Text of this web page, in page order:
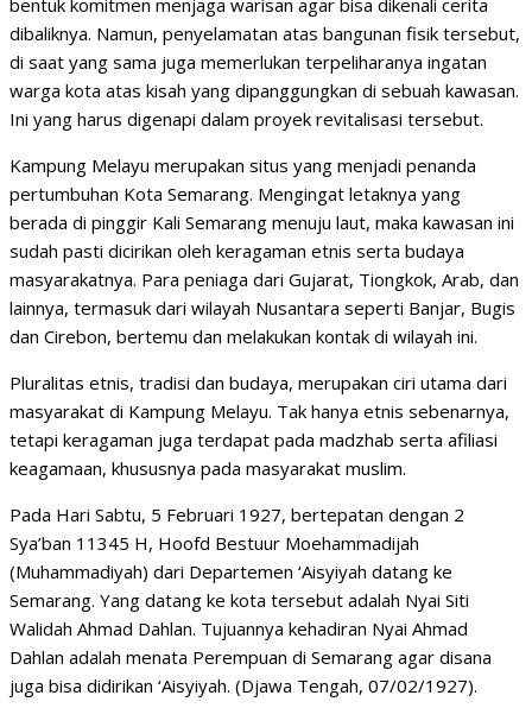
bentuk komitmen menjaga warisan agar bisa dikenali cerita
dibaliknya. Namun, penyelamatan atas bangunan fisik tersebut,
di saat yang sama juga memerlukan terpeliharanya ingatan
warga kota atas kisah yang dipanggungkan di sebuah kawasan.
Ini yang harus digenapi dalam proyek revitalisasi tersebut.
Kampung Melayu merupakan situs yang menjadi penanda
pertumbuhan Kota Semarang. Mengingat letaknya yang
berada di pinggir Kali Semarang menuju laut, maka kawasan ini
sudah pasti dicirikan oleh keragaman etnis serta budaya
masyarakatnya. Para peniaga dari Gujarat, Tiongkok, Arab, dan
lainnya, termasuk dari wilayah Nusantara seperti Banjar, Bugis
dan Cirebon, bertemu dan melakukan kontak di wilayah ini.
Pluralitas etnis, tradisi dan budaya, merupakan ciri utama dari
masyarakat di Kampung Melayu. Tak hanya etnis sebenarnya,
tetapi keragaman juga terdapat pada madzhab serta afiliasi
keagamaan, khususnya pada masyarakat muslim.
Pada Hari Sabtu, 5 Februari 1927, bertepatan dengan 2
Sya’ban 11345 H, Hoofd Bestuur Moehammadijah
(Muhammadiyah) dari Departemen ‘Aisyiyah datang ke
Semarang. Yang datang ke kota tersebut adalah Nyai Siti
Walidah Ahmad Dahlan. Tujuannya kehadiran Nyai Ahmad
Dahlan adalah menata Perempuan di Semarang agar disana
juga bisa didirikan ‘Aisyiyah. (Djawa Tengah, 07/02/1927).